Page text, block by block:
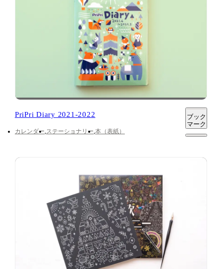
PriPri Diary 2021-2022
カレンダー ステーショナリー 本（表紙）
ブック
マーク